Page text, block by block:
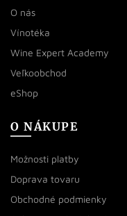
O nás
Vínotéka
Wine Expert Academy
Veľkoobchod
eShop
O NÁKUPE
Možnosti platby
Doprava tovaru
Obchodné podmienky